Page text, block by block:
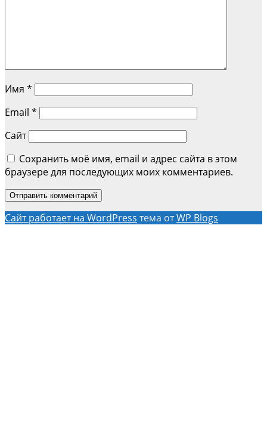
Имя *
Email *
Сайт
Сохранить моё имя, email и адрес сайта в этом
браузере для последующих моих комментариев.
Сайт работает на WordPress тема отWP Blogs